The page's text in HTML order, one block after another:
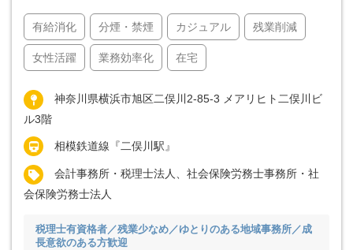
有給消化 分煙・禁煙 カジュアル 残業削減
女性活躍 業務効率化 在宅
神奈川県横浜市旭区二俣川2-85-3 メアリヒト二俣川ビ
ル3階
相模鉄道線『二俣川駅』
会計事務所・税理士法人、社会保険労務士事務所・社
会保険労務士法人
税理士有資格者／残業少なめ／ゆとりのある地域事務所／成
長意欲のある方歓迎